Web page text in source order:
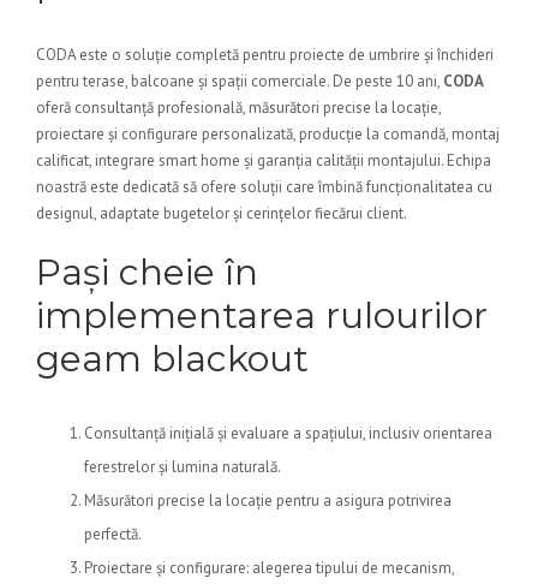
CODA este o soluție completă pentru proiecte de umbrire și închideri
pentru terase, balcoane și spații comerciale. De peste 10 ani, CODA
oferă consultanță profesională, măsurători precise la locație,
proiectare și configurare personalizată, producție la comandă, montaj
calificat, integrare smart home și garanția calității montajului. Echipa
noastră este dedicată să ofere soluții care îmbină funcționalitatea cu
designul, adaptate bugetelor și cerințelor fiecărui client.
Pași cheie în
implementarea rulourilor
geam blackout
Consultanță inițială și evaluare a spațiului, inclusiv orientarea
ferestrelor și lumina naturală.
Măsurători precise la locație pentru a asigura potrivirea
perfectă.
Proiectare și configurare: alegerea tipului de mecanism,